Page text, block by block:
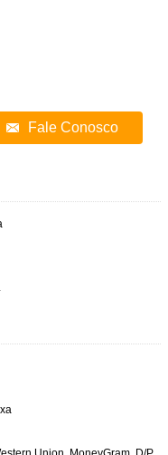
Fale Conosco